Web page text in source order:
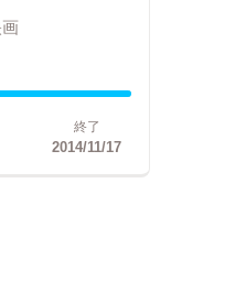
終了
2014/11/17